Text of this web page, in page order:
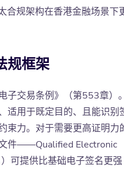
合规架构在香港金融场景下
规框架
子交易条例》（第553章）
适用于既定目的、且能识别
束力。对于需要更高证明力
件——Qualified Electronic
可提供比基础电子签名更强